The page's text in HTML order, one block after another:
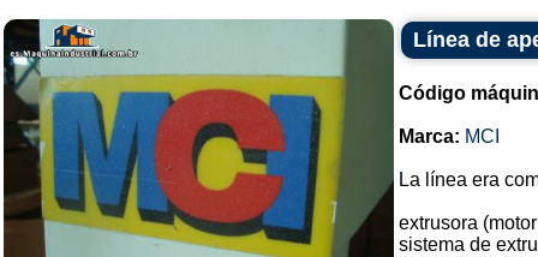
Línea de
Código
Marca: MCI
La línea era
extrusora
sistema de